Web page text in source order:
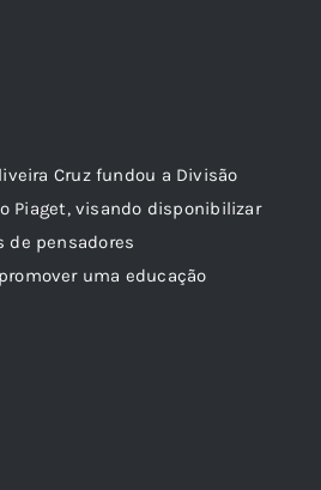
Cruz fundou a Divisão
Piaget, visando disponibilizar
de pensadores
uma educação